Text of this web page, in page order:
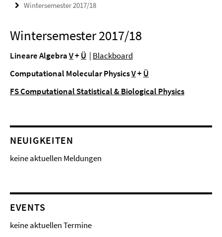
Wintersemester 2017/18
Wintersemester 2017/18
Lineare AlgebraV+Ü | Blackboard
Computational Molecular PhysicsV+Ü
FS Computational Statistical & Biological Physics
NEUIGKEITEN
keine aktuellen Meldungen
EVENTS
keine aktuellen Termine